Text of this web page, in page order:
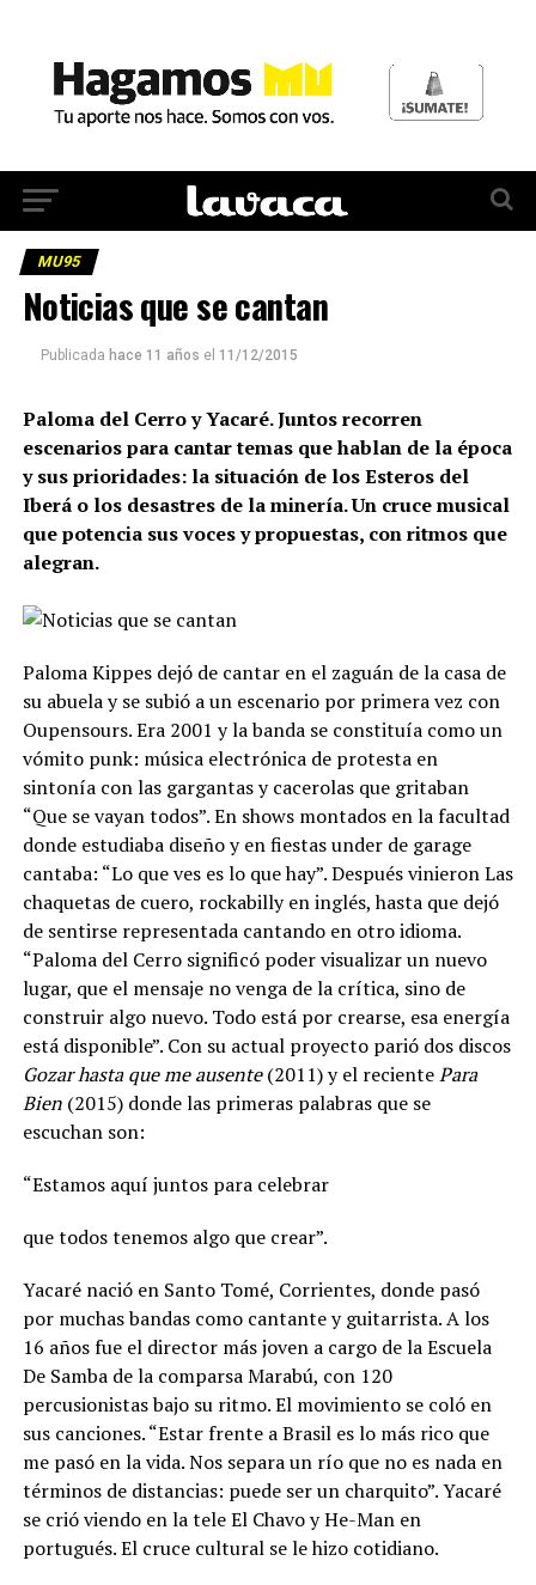
MU95
Noticias que se cantan
Publicada hace 11 años el 11/12/2015
Paloma del Cerro y Yacaré. Juntos recorren
escenarios para cantar temas que hablan de la época
y sus prioridades: la situación de los Esteros del
Iberá o los desastres de la minería. Un cruce musical
que potencia sus voces y propuestas, con ritmos que
alegran.
Paloma Kippes dejó de cantar en el zaguán de la casa de
su abuela y se subió a un escenario por primera vez con
Oupensours. Era 2001 y la banda se constituía como un
vómito punk: música electrónica de protesta en
sintonía con las gargantas y cacerolas que gritaban
“Que se vayan todos”. En shows montados en la facultad
donde estudiaba diseño y en fiestas under de garage
cantaba: “Lo que ves es lo que hay”. Después vinieron Las
chaquetas de cuero, rockabilly en inglés, hasta que dejó
de sentirse representada cantando en otro idioma.
“Paloma del Cerro significó poder visualizar un nuevo
lugar, que el mensaje no venga de la crítica, sino de
construir algo nuevo. Todo está por crearse, esa energía
está disponible”. Con su actual proyecto parió dos discos
Gozar hasta que me ausente(2011) y el recientePara
Bien (2015) donde las primeras palabras que se
escuchan son:
“Estamos aquí juntos para celebrar
que todos tenemos algo que crear”.
Yacaré nació en Santo Tomé, Corrientes, donde pasó
por muchas bandas como cantante y guitarrista. A los
16 años fue el director más joven a cargo de la Escuela
De Samba de la comparsa Marabú, con 120
percusionistas bajo su ritmo. El movimiento se coló en
sus canciones. “Estar frente a Brasil es lo más rico que
me pasó en la vida. Nos separa un río que no es nada en
términos de distancias: puede ser un charquito”. Yacaré
se crió viendo en la tele El Chavo y He-Man en
portugués. El cruce cultural se le hizo cotidiano.